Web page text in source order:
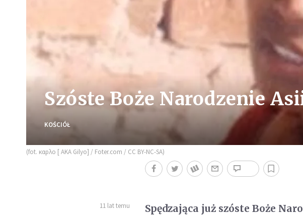
Szóste Boże Narodzenie
KOŚCIÓŁ
(fot. καρλο [ AKA Gilyo] / Foter.com / CC BY-NC-SA)
11 lat temu
Spędzająca już szóste Boże